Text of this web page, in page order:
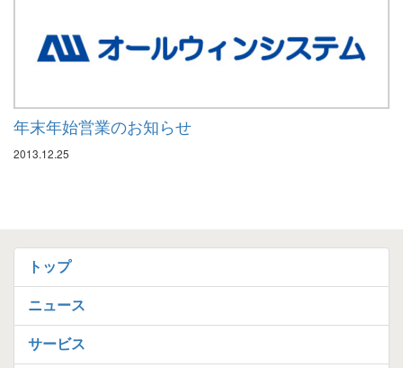
年末年始営業のお知らせ
2013.12.25
トップ
ニュース
サービス